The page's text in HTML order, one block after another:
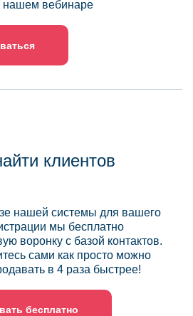
вебинаре
клиентов
нашей системы для вашего
мы бесплатно
воронку с базой контактов.
сами как просто можно
в 4 раза быстрее!
бесплатно